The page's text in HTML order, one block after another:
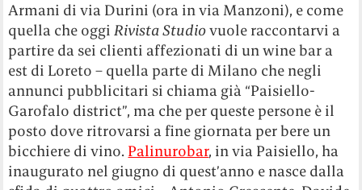
Armani di via Durini (ora in via Manzoni), e come
quella che oggiRivista Studiovuole raccontarvi a
partire da sei clienti affezionati di un wine bar a
est di Loreto – quella parte di Milano che negli
annunci pubblicitari si chiama già “Paisiello-
Garofalo district”, ma che per queste persone è il
posto dove ritrovarsi a fine giornata per bere un
bicchiere di vino. Palinurobar, in via Paisiello, ha
inaugurato nel giugno di quest’anno e nasce dalla